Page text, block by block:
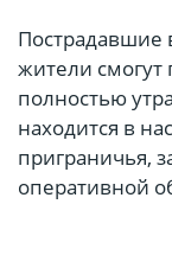
Пострадавшие
жители
полностью
находится в
приграничья,
оперативной